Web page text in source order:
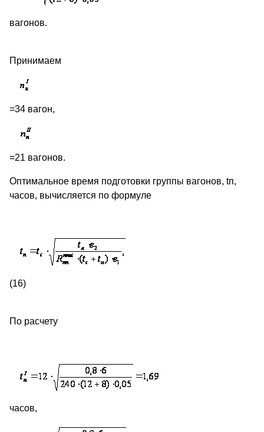
вагонов.
Принимаем
=34 вагон,
=21 вагонов.
Оптимальное время подготовки группы вагонов, tп,
часов, вычисляется по формуле
(16)
По расчету
часов,